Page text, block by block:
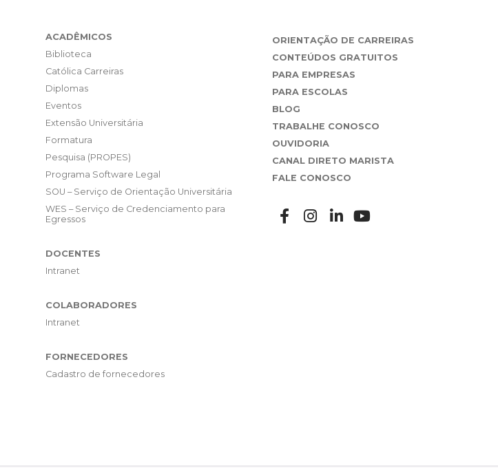
ACADÊMICOS
Biblioteca
Católica Carreiras
Diplomas
Eventos
Extensão Universitária
Formatura
Pesquisa (PROPES)
Programa Software Legal
SOU – Serviço de Orientação Universitária
WES – Serviço de Credenciamento para
Egressos
DOCENTES
Intranet
COLABORADORES
Intranet
FORNECEDORES
Cadastro de fornecedores
ORIENTAÇÃO DE CARREIRAS
CONTEÚDOS GRATUITOS
PARA EMPRESAS
PARA ESCOLAS
BLOG
TRABALHE CONOSCO
OUVIDORIA
CANAL DIRETO MARISTA
FALE CONOSCO